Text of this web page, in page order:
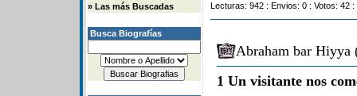
» Las más Buscadas
Busca Biografías
Lecturas: 942 : Envios: 0 : Votos: 42
Abraham bar Hiyya
1 Un visitante nos